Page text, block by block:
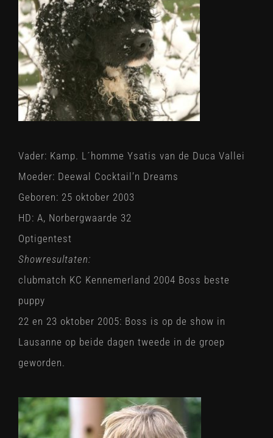
Vader: Kamp. L´homme Ysatis van de Duca Vallei
Moeder: Deewal Cocktail’n Dreams
Geboren: 25 oktober 2003
HD: A, Norbergwaarde 32
Optigentest
Showresultaten:
clubmatch KC Kennemerland 2004 Boss beste
puppy
22 en 23 oktober 2005: Boss is op de show in
Lausanne op beide dagen tweede in de groep
geworden.